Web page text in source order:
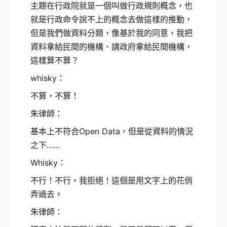
主題在行政院就是一個叫做行政規則概念，也
就是行政命令說不上的概念去做這樣的推動，
但是我們做資料分類，像基於我的同意，我把
資料拿給民間的機構、請政府拿給民間機構，
這樣算不算？
whisky：
不算，不算！
朱律師：
基本上不符合Open Data，但是從資料的情況
之下……
Whisky：
不行！不行，我拒絕！這個是用文字上的花俏
弄過去。
朱律師：